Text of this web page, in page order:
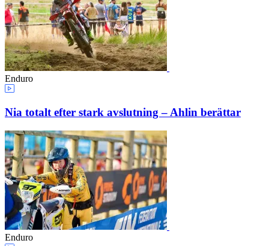
Enduro
Nia totalt efter stark avslutning – Ahlin berättar
Enduro